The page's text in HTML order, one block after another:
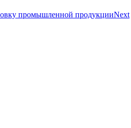
промышленной продукцииNext